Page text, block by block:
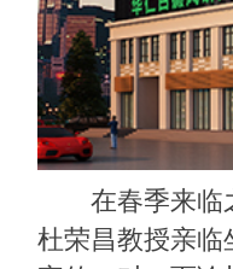
在春季来临
杜荣昌教授亲临